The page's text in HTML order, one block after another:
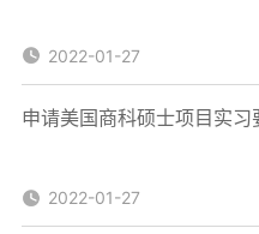
2022-01-27
申请美国商科硕士项目实习
2022-01-27